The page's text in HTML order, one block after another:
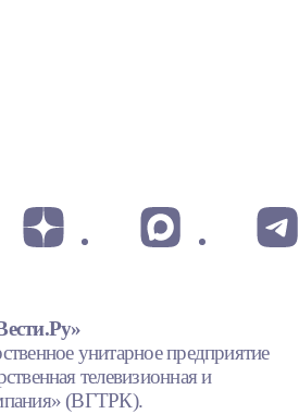
унитарное предприятие
телевизионная и
(ВГТРК).